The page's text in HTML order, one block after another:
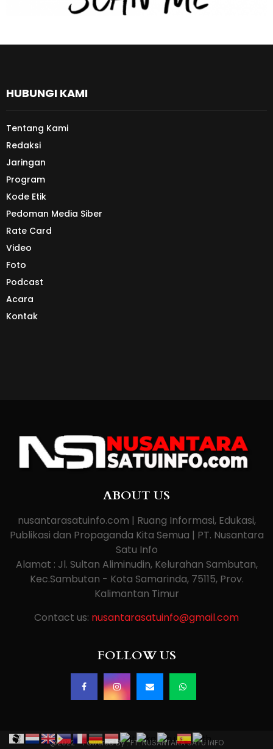
HUBUNGI KAMI
Tentang Kami
Redaksi
Jaringan
Program
Kode Etik
Pedoman Media Siber
Rate Card
Video
Foto
Podcast
Acara
Kontak
ABOUT US
nusantarasatuinfo.com | Ruang Informasi, Edukasi,
Publikasi dan Propaganda Kita Semua | PT. Nusantara
Satu Info
Alamat : Jl. Sultan Aliminudin, Kelurahan Sambutan,
Kec.Sambutan - Kota Samarinda, 75115, Prov.
Kalimantan Timur
Contact us: nusantarasatuinfo@gmail.com
FOLLOW US
@2022 - Powered By : PT. NUSANTARA SATU INFO